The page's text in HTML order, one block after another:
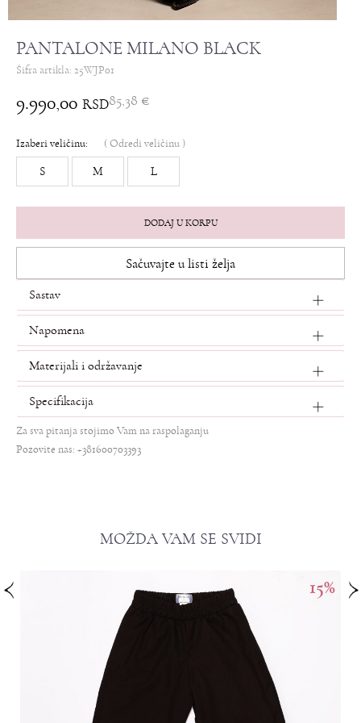
PANTALONE MILANO BLACK
Šifra artikla: 25WJP01
9.990,00 RSD85,38 €
Izaberi veličinu: (Odredi veličinu )
S M L
DODAJ U KORPU
Sačuvajte u listi želja
Sastav
Napomena
Materijali i održavanje
Specifikacija
Za sva pitanja stojimo Vam na raspolaganju
Pozovite nas: +381600703393
MOŽDA VAM SE SVIDI
15%